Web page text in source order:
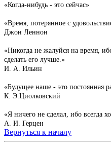
«Когда-нибудь - это сейчас»
«Время, потерянное с
Джон Леннон
«Никогда не жалуйся на время,
сделать его лучше.»
И. А. Ильин
«Будущее наше - это постоянная
К. Э.Циолковский
«Я ничего не сделал, ибо всегда
А. И. Герцен
Вернуться к началу